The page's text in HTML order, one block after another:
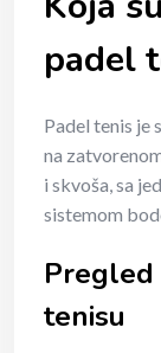
padel
Padel tenis je
na
i skvoša, sa
sistemom
Pregled
tenisu